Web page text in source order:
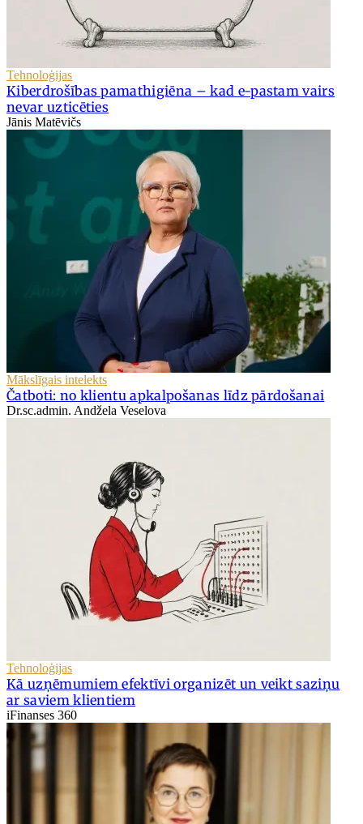
Tehnoloģijas
Kiberdrošības pamathigiēna – kad e-pastam vairs
nevar uzticēties
Jānis Matēvičs
Mākslīgais intelekts
Čatboti: no klientu apkalpošanas līdz pārdošanai
Dr.sc.admin. Andžela Veselova
Tehnoloģijas
Kā uzņēmumiem efektīvi organizēt un veikt saziņu
ar saviem klientiem
iFinanses 360